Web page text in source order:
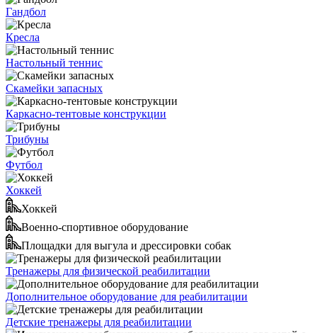
Гандбол
Кресла
Настольный теннис
Скамейки запасных
Каркасно-тентовые конструкции
Трибуны
Футбол
Хоккей
Хоккей
Военно-спортивное оборудование
Площадки для выгула и дрессировки собак
Тренажеры для физической реабилитации
Дополнительное оборудование для реабилитации
Детские тренажеры для реабилитации